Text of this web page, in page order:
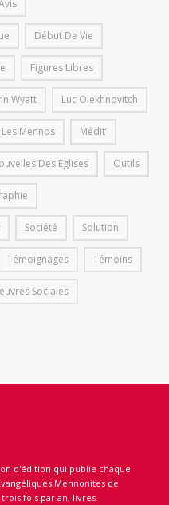
Début De Vie
Figures Libres
Wyatt Luc Olekhnovitch
Les Mennos Médit’
Des Eglises Outils
Société Solution
Témoignages Témoins
Sociales
d'édition qui publie chaque
Mennonites de
trois fois par an, livres